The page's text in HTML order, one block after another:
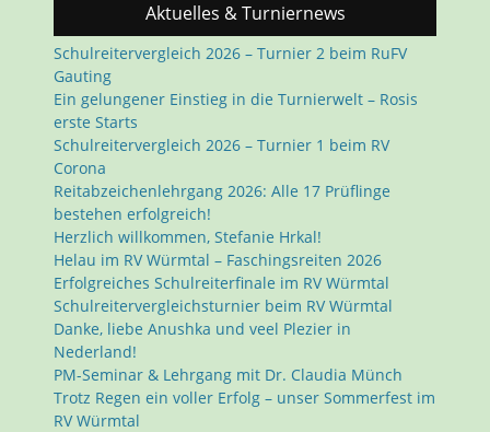
Aktuelles & Turniernews
Schulreitervergleich 2026 – Turnier 2 beim RuFV
Gauting
Ein gelungener Einstieg in die Turnierwelt – Rosis
erste Starts
Schulreitervergleich 2026 – Turnier 1 beim RV
Corona
Reitabzeichenlehrgang 2026: Alle 17 Prüflinge
bestehen erfolgreich!
Herzlich willkommen, Stefanie Hrkal!
Helau im RV Würmtal – Faschingsreiten 2026
Erfolgreiches Schulreiterfinale im RV Würmtal
Schulreitervergleichsturnier beim RV Würmtal
Danke, liebe Anushka und veel Plezier in
Nederland!
PM-Seminar & Lehrgang mit Dr. Claudia Münch
Trotz Regen ein voller Erfolg – unser Sommerfest im
RV Würmtal